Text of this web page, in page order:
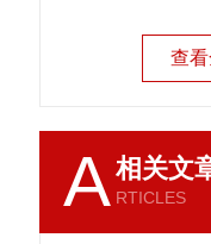
查
A相关文
RTICLES